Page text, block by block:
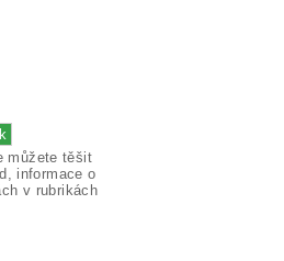
můžete těšit
informace o
v rubrikách